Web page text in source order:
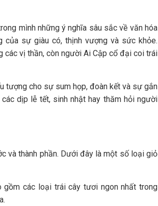
mình những ý nghĩa sâu sắc về văn hóa
sự giàu có, thịnh vượng và sức khỏe.
các vị thần, còn người Ai Cập cổ đại coi trái
tượng cho sự sum họp, đoàn kết và sự gắn
dịp lễ tết, sinh nhật hay thăm hỏi người
và thành phần. Dưới đây là một số loại giỏ
các loại trái cây tươi ngon nhất trong